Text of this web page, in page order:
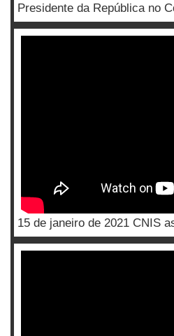
Presidente da República no
15 de janeiro de 2021 CNIS